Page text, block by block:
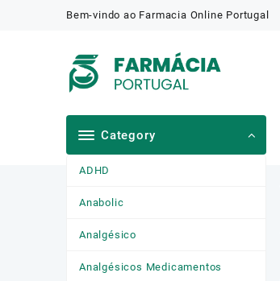
Bem-vindo ao Farmacia Online Portugal
Category
ADHD
Anabolic
Analgésico
Analgésicos Medicamentos